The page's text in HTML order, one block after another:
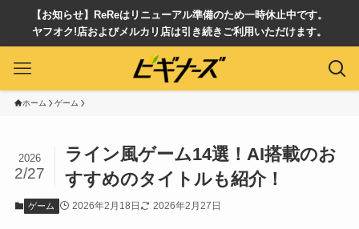
【お知らせ】ReReはリニューアル準備のため一時休止中です。
ヤフオク!店およびメルカリ店は引き続きご利用いただけます。
ホーム ゲーム
ライン風ゲーム14選！AI搭載のお
すすめのタイトルも紹介！
2026
2/27
ゲーム 2026年2月18日 2026年2月27日